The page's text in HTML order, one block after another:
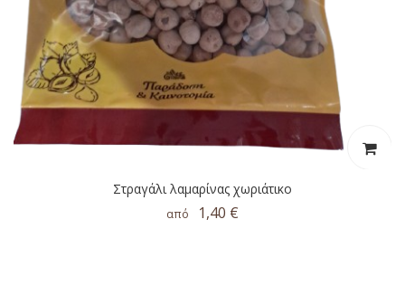
Στραγάλι λαμαρίνας χωριάτικο
από 1,40 €